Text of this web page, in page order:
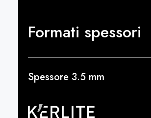
Formati spessori
Spessore 3.5 mm